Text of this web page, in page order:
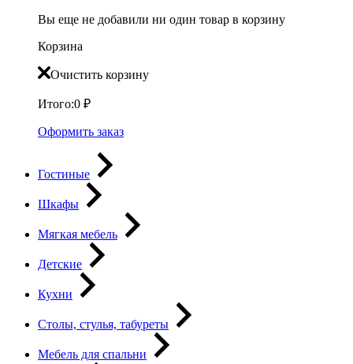
Вы еще не добавили ни один товар в корзину
Корзина
Очистить корзину
Итого:0 ₽
Оформить заказ
Гостиные
Шкафы
Мягкая мебель
Детские
Кухни
Столы, стулья, табуреты
Мебель для спальни